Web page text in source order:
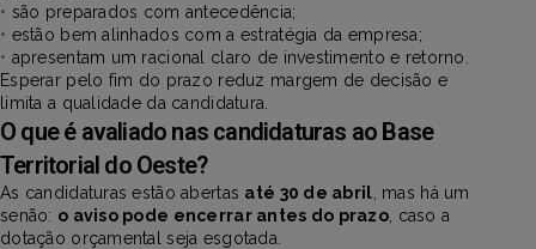
• são preparados com antecedência;
• estão bem alinhados com a estratégia da empresa;
• apresentam um racional claro de investimento e retorno.
Esperar pelo fim do prazo reduz margem de decisão e
limita a qualidade da candidatura.
O que é avaliado nas candidaturas ao Base
Territorial do Oeste?
As candidaturas estão abertas até 30 de abril , mas há um
senão: o aviso pode encerrar antes do prazo , caso a
dotação orçamental seja esgotada.